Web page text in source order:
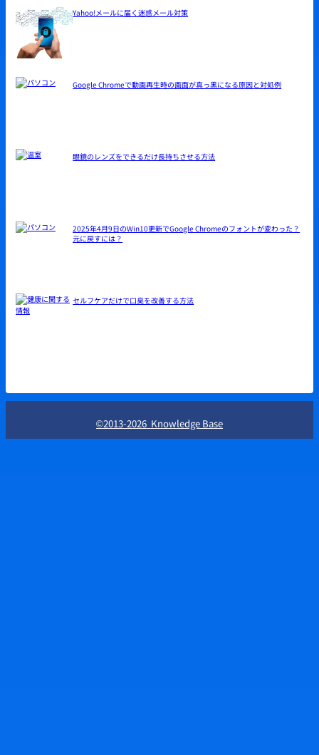
Yahoo!メールに届く迷惑メール対策
Google Chromeで動画再生時の画面が真っ黒になる原因と対処例
眼鏡のレンズをできるだけ長持ちさせる方法
2025年4月9日のWin10更新でGoogle Chromeのフォントが変わった？
元に戻すには？
セルフケアだけで口臭を改善する方法
©2013-2026 Knowledge Base